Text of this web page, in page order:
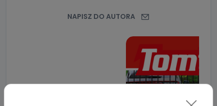
NAPISZ DO AUTORA